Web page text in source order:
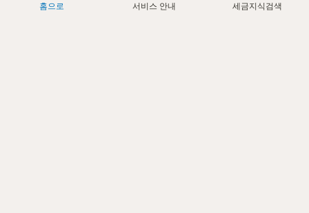
홈으로 서비스 안내 세금지식검색